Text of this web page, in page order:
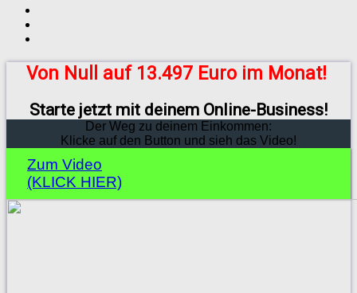
Von Null auf 13.497 Euro im Monat!
Starte jetzt mit deinem Online-Business!
Der Weg zu deinem Einkommen:
Klicke auf den Button und sieh das Video!
Zum Video
(KLICK HIER)